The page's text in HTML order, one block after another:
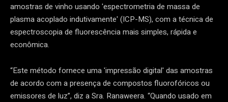
amostras de vinho usando 'espectrometria de massa de
plasma acoplado indutivamente' (ICP-MS), com a técnica de
espectroscopia de fluorescência mais simples, rápida e
econômica.
“Este método fornece uma 'impressão digital' das amostras
de acordo com a presença de compostos fluorofóricos ou
emissores de luz”, diz a Sra. Ranaweera. “Quando usado em